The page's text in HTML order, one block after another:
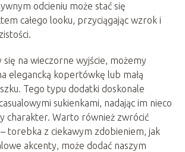
odcieniu może stać się
całego looku, przyciągając wzrok i
na wieczorne wyjście, możemy
elegancką kopertówkę lub małą
Tego typu dodatki doskonale
sukienkami, nadając im nieco
charakter. Warto również zwrócić
torebka z ciekawym zdobieniem, jak
akcenty, może dodać naszym